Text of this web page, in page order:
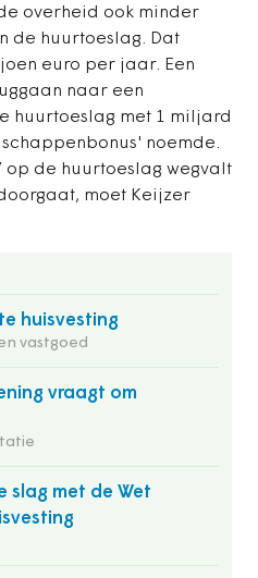
overheid ook minder
de huurtoeslag. Dat
euro per jaar. Een
naar een
huurtoeslag met 1 miljard
noemde.
op de huurtoeslag wegvalt
moet Keijzer
huisvesting
vastgoed
vraagt om
slag met de Wet